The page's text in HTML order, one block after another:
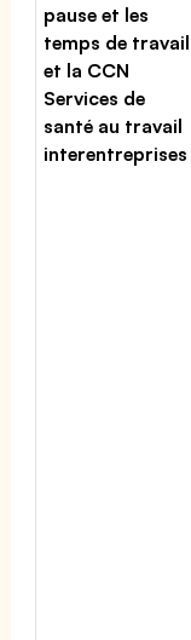
pause et les
temps de travail
et la CCN
Services de
santé au travail
interentreprises